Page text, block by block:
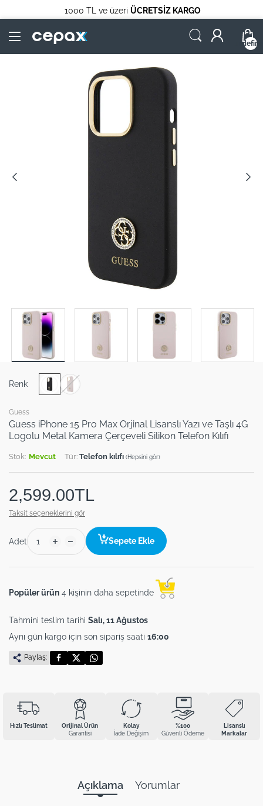
1000 TL ve üzeri ÜCRETSİZ KARGO
Guess
Guess iPhone 15 Pro Max Orjinal Lisanslı Yazı ve Taşlı 4G
Logolu Metal Kamera Çerçeveli Silikon Telefon Kılıfı
Stok: Mevcut Tür: Telefon kılıfı (Hepsini gör)
2,599.00TL
Taksit seçeneklerini gör
Renk
Adet Sepete Ekle
Popüler ürün 4 kişinin daha sepetinde
Tahmini teslim tarihi Salı, 11 Ağustos
Aynı gün kargo için son sipariş saati 16:00
Paylaş:
Hızlı Teslimat
Orijinal Ürün
Garantisi
Kolay
İade Değişim
%100
Güvenli Ödeme
Lisanslı
Markalar
Açıklama Yorumlar